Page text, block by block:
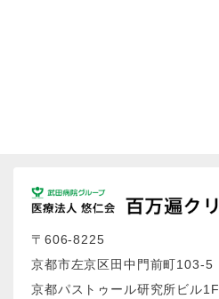
〒606-8225
京都市左京区田中門前町103-5
京都パストゥール研究所ビル1F